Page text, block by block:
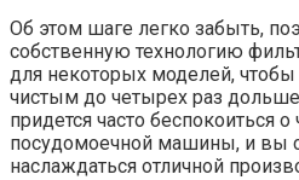
Об этом шаге легко забыть,
собственную технологию
для некоторых моделей, чтобы
чистым до четырех раз
придется часто беспокоиться
посудомоечной машины, и вы
наслаждаться отличной